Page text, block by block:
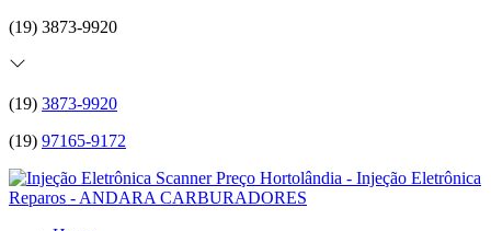
(19) 3873-9920
(19) 3873-9920
(19) 97165-9172